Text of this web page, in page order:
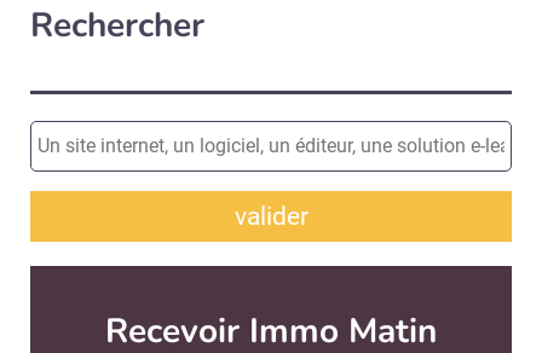
Rechercher
valider
News Tank Cities